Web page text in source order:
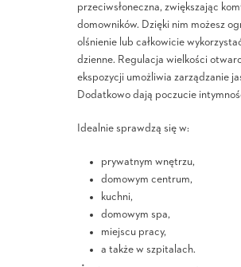
przeciwsłoneczna, zwiększając
domowników. Dzięki nim możesz
olśnienie lub całkowicie
dzienne. Regulacja wielkości
ekspozycji umożliwia zarządzanie
Dodatkowo dają poczucie
Idealnie sprawdzą się w:
prywatnym wnętrzu,
domowym centrum,
kuchni,
domowym spa,
miejscu pracy,
a także w szpitalach.